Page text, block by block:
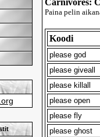
Carnivores:
Paina pelin
Koodi
please god
please giveall
please killall
please open
please fly
please ghost